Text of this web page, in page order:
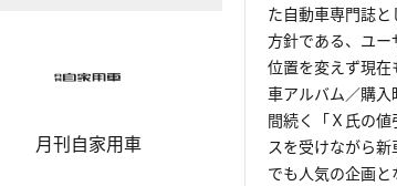
月刊自家用車
た自動車専門誌
方針である、ユー
位置を変えず現
車アルバム／購
間続く「Ｘ氏の
スを受けながら
でも人気の企画